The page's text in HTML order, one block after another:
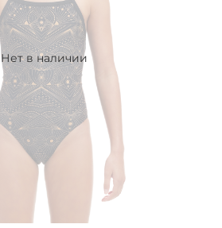
Нет в наличии